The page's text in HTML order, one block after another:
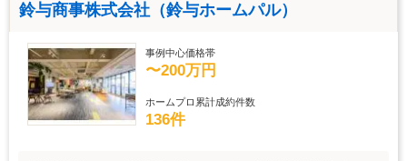
鈴与商事株式会社（鈴与ホームパル）
事例中心価格帯
〜200万円
ホームプロ累計成約件数
136件